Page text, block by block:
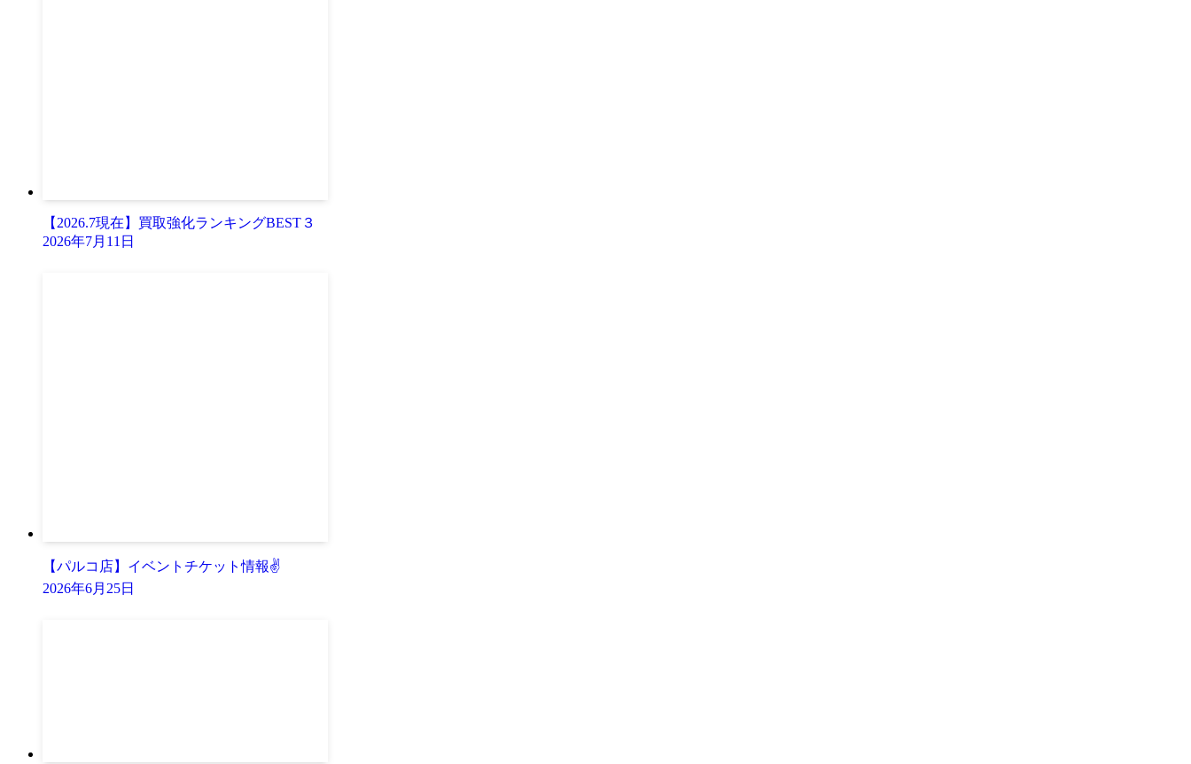
【2026.7現在】買取強化ランキングBEST３
2026年7月11日
【パルコ店】イベントチケット情報✌
2026年6月25日